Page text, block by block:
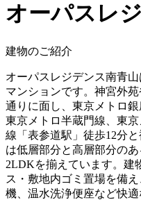
オーパスレ
建物のご紹介
オーパスレジデンス南青
マンションです。神宮外
通りに面し、東京メトロ銀
東京メトロ半蔵門線、東
線「表参道駅」徒歩12分
は低層部分と高層部分の
2LDKを揃えています。建
ス・敷地内ゴミ置場を備
機、温水洗浄便座など快